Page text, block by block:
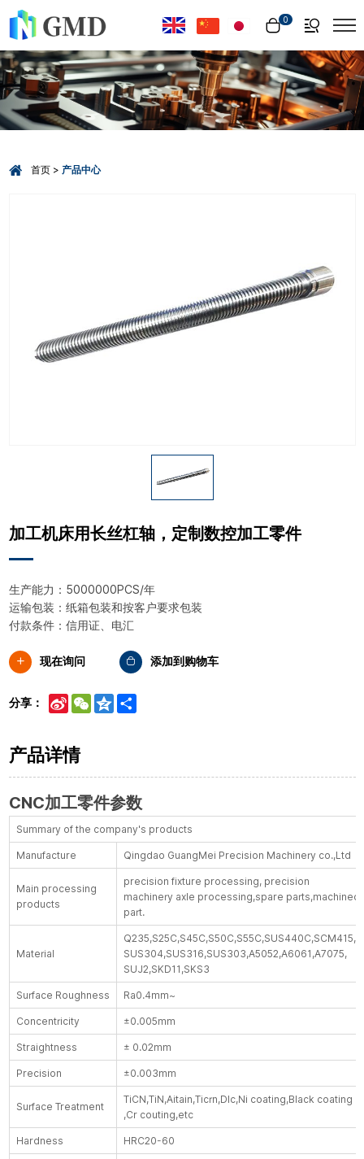
Select Language ▼ 0
首页 产品中心
加工机床用长丝杠轴，定制数控加工零件
生产能力：5000000PCS/年
运输包装：纸箱包装和按客户要求包装
付款条件：信用证、电汇
现在询问 添加到购物车
分享：
Sina
Weibo
WeChatQzone
产品详情
CNC加工零件参数
Summary of the company's products
Manufacture Qingdao GuangMei Precision Machinery co.,Ltd
Main processing
products
precision fixture processing, precision
machinery axle processing,spare parts,machined
part.
Material
Q235,S25C,S45C,S50C,S55C,SUS440C,SCM415,
SUS304,SUS316,SUS303,A5052,A6061,A7075,
SUJ2,SKD11,SKS3
Surface Roughness Ra0.4mm~
Concentricity ±0.005mm
Straightness ± 0.02mm
Precision ±0.003mm
Surface Treatment
TiCN,TiN,Aitain,Ticrn,Dlc,Ni coating,Black coating
,Cr couting,etc
Hardness HRC20-60